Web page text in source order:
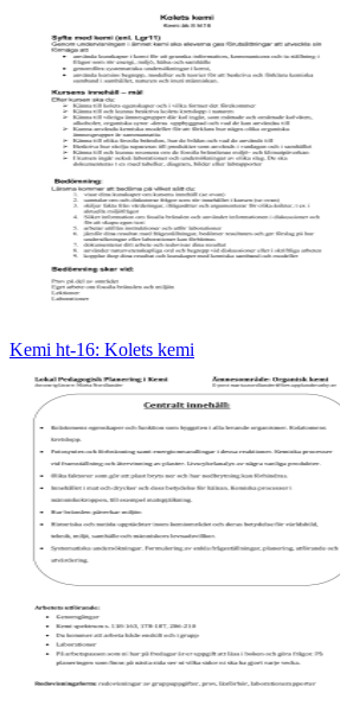
Kemi ht-16: Kolets kemi